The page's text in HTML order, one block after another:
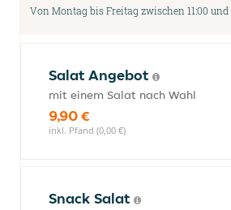
Von Montag bis Freitag zwischen 11:00 und
Salat Angebot
mit einem Salat nach Wahl
9,90 €
inkl. Pfand (0,00 €)
Snack Salat